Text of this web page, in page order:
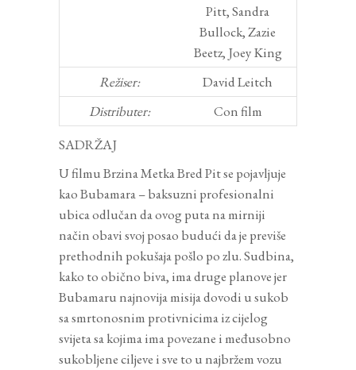
Pitt, Sandra
Bullock, Zazie
Beetz, Joey King
Režiser:
David Leitch
Distributer:
Con film
SADRŽAJ
U filmu Brzina Metka Bred Pit se pojavljuje
kao Bubamara – baksuzni profesionalni
ubica odlučan da ovog puta na mirniji
način obavi svoj posao budući da je previše
prethodnih pokušaja pošlo po zlu. Sudbina,
kako to obično biva, ima druge planove jer
Bubamaru najnovija misija dovodi u sukob
sa smrtonosnim protivnicima iz cijelog
svijeta sa kojima ima povezane i međusobno
sukobljene ciljeve i sve to u najbržem vozu